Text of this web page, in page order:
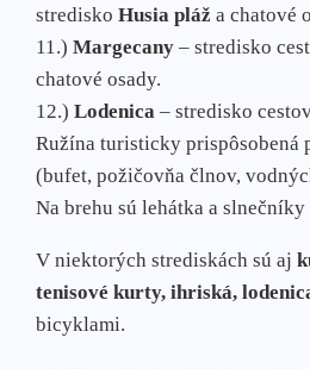
stredisko Husia pláž a chatové
11.) Margecany – stredisko
chatové osady.
12.) Lodenica – stredisko
Ružína turisticky prispôsobená
(bufet, požičovňa člnov,
Na brehu sú lehátka a
V niektorých strediskách sú aj
tenisové kurty, ihriská,
bicyklami.